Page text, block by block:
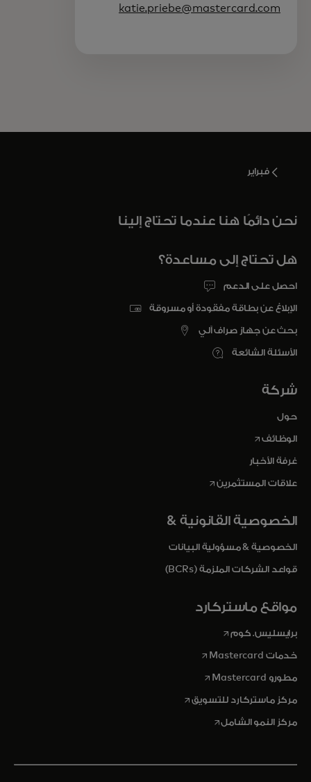
katie.priebe@mastercard.com
فبراير
نحن دائمًا هنا عندما تحتاج إلينا
هل تحتاج إلى مساعدة؟
احصل على الدعم
الإبلاغ عن بطاقة مفقودة أو مسروقة
بحث عن جهاز صراف آلي
الأسئلة الشائعة
شركة
حول
الوظائفopens in a new tab
غرفة الأخبار
علاقات المستثمرينopens in a new tab
الخصوصية القانونية &
الخصوصية & مسؤولية البيانات
قواعد الشركات الملزمة (BCRs)
مواقع ماستركارد
برايسليس. كومopens in a new tab
خدمات Mastercard opens in a new tab
مطورو Mastercard opens in a new tab
مركز ماستركارد للتسويقopens in a new tab
مركز النمو الشاملopens in a new tab